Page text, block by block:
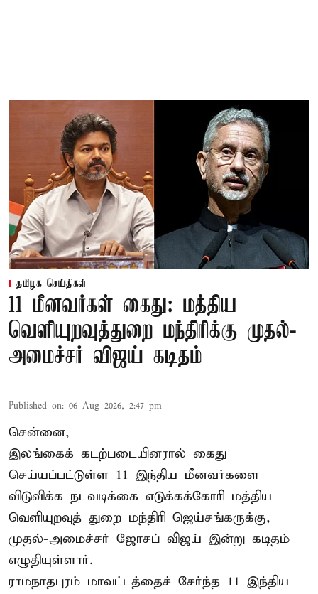
தமிழக செய்திகள்
11 மீனவர்கள் கைது: மத்திய
வெளியுறவுத்துறை மந்திரிக்கு முதல்-
அமைச்சர் விஜய் கடிதம்
Published on: 06 Aug 2026, 2:47 pm
சென்னை,
இலங்கைக் கடற்படையினரால் கைது
செய்யப்பட்டுள்ள 11 இந்திய மீனவர்களை
விடுவிக்க நடவடிக்கை எடுக்கக்கோரி மத்திய
வெளியுறவுத் துறை மந்திரி ஜெய்சங்கருக்கு,
முதல்-அமைச்சர் ஜோசப் விஜய் இன்று கடிதம்
எழுதியுள்ளார்.
ராமநாதபுரம் மாவட்டத்தைச் சேர்ந்த 11 இந்திய